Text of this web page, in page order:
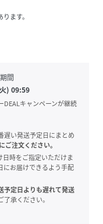
ます。
間
) 09:59
キャンペーンが継続
い発送予定日にまとめ
ご注文ください。
時をご指定いただけま
にお届けできるよう手配
予定日よりも遅れて発送
承ください。